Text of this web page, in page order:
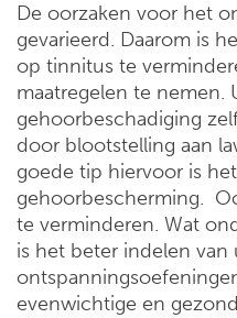
De oorzaken voor het
gevarieerd. Daarom is
op tinnitus te
maatregelen te nemen.
gehoorbeschadiging
door blootstelling aan
goede tip hiervoor is
gehoorbescherming.
te verminderen. Wat
is het beter indelen
evenwichtige en